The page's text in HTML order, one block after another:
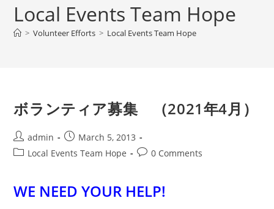
Local Events Team Hope
> Volunteer Efforts > Local Events Team Hope
ボランティア募集 （2021年4月）
Post
author:
admin
Post
published:
March 5, 2013
PostLocal Events Team Hope
Post0 Comments
WE NEED YOUR HELP!